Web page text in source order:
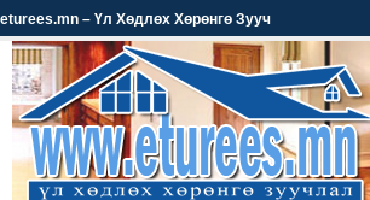
eturees.mn – Үл Хөдлөх Хөрөнгө Зууч